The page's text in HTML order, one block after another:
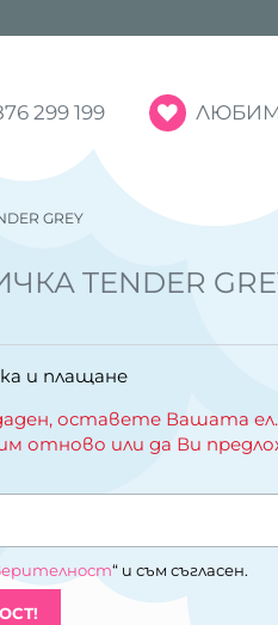
299 199
GREY
TENDER
и плащане
оставете Вашата ел.
отново или да Ви
“ и съм съгласен.